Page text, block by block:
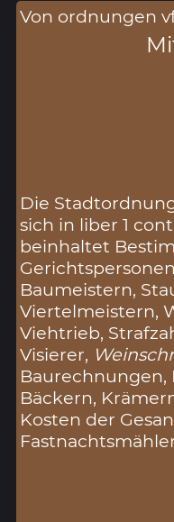
Von ordnungen
Die
sich in liber 1
beinhaltet
Baumeistern,
Viertelmeistern,
Viehtrieb,
Visierer,
Baurechnungen,
Bäckern,
Kosten der